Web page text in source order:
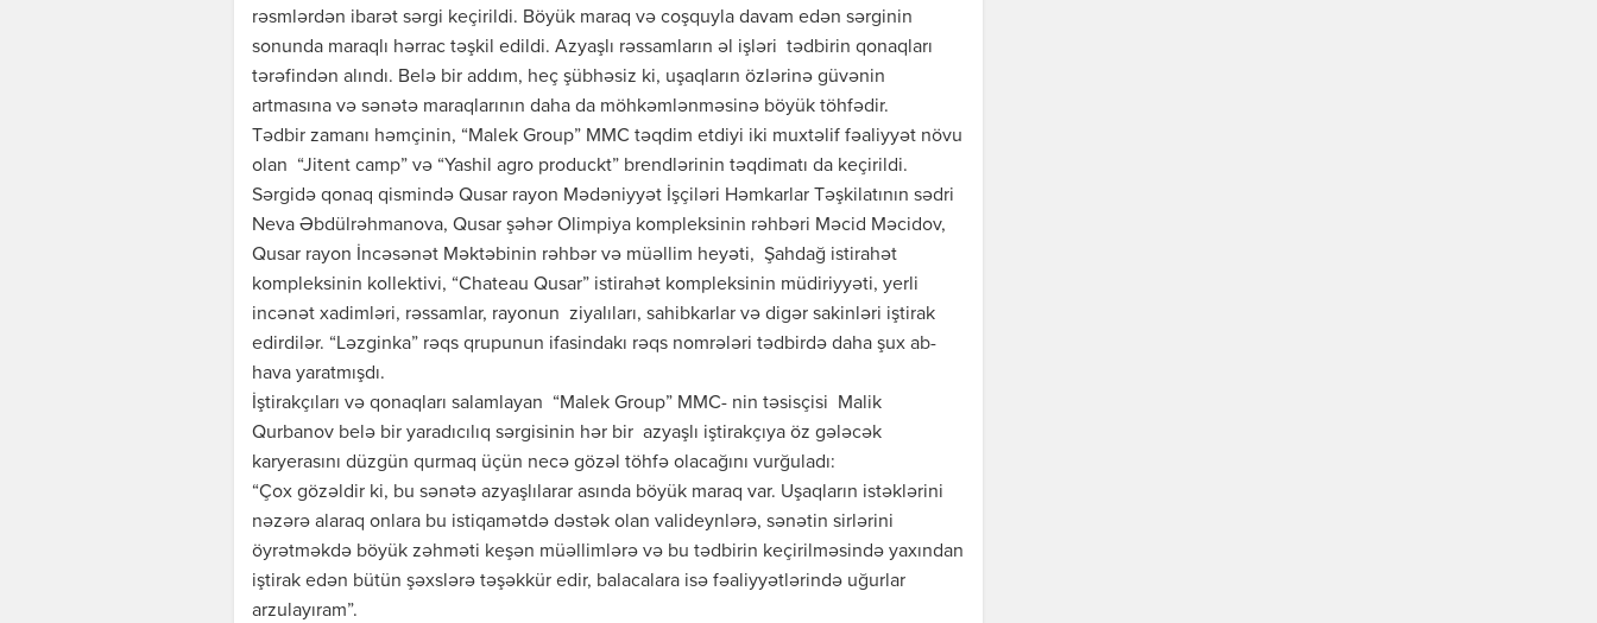
rəsmlərdən ibarət sərgi keçirildi. Böyük maraq və coşquyla davam edən sərginin
sonunda maraqlı hərrac təşkil edildi. Azyaşlı rəssamların əl işləri tədbirin qonaqları
tərəfindən alındı. Belə bir addım, heç şübhəsiz ki, uşaqların özlərinə güvənin
artmasına və sənətə maraqlarının daha da möhkəmlənməsinə böyük töhfədir.
Tədbir zamanı həmçinin, “Malek Group” MMC təqdim etdiyi iki muxtəlif fəaliyyət növu
olan “Jitent camp” və “Yashil agro produckt” brendlərinin təqdimatı da keçirildi.
Sərgidə qonaq qismində Qusar rayon Mədəniyyət İşçiləri Həmkarlar Təşkilatının sədri
Neva Əbdülrəhmanova, Qusar şəhər Olimpiya kompleksinin rəhbəri Məcid Məcidov,
Qusar rayon İncəsənət Məktəbinin rəhbər və müəllim heyəti, Şahdağ istirahət
kompleksinin kollektivi, “Chateau Qusar” istirahət kompleksinin müdiriyyəti, yerli
incənət xadimləri, rəssamlar, rayonun ziyalıları, sahibkarlar və digər sakinləri iştirak
edirdilər. “Ləzginka” rəqs qrupunun ifasindakı rəqs nomrələri tədbirdə daha şux ab-
hava yaratmışdı.
İştirakçıları və qonaqları salamlayan “Malek Group” MMC- nin təsisçisi Malik
Qurbanov belə bir yaradıcılıq sərgisinin hər bir azyaşlı iştirakçıya öz gələcək
karyerasını düzgün qurmaq üçün necə gözəl töhfə olacağını vurğuladı:
“Çox gözəldir ki, bu sənətə azyaşlılarar asında böyük maraq var. Uşaqların istəklərini
nəzərə alaraq onlara bu istiqamətdə dəstək olan valideynlərə, sənətin sirlərini
öyrətməkdə böyük zəhməti keşən müəllimlərə və bu tədbirin keçirilməsində yaxından
iştirak edən bütün şəxslərə təşəkkür edir, balacalara isə fəaliyyətlərində uğurlar
arzulayıram”.